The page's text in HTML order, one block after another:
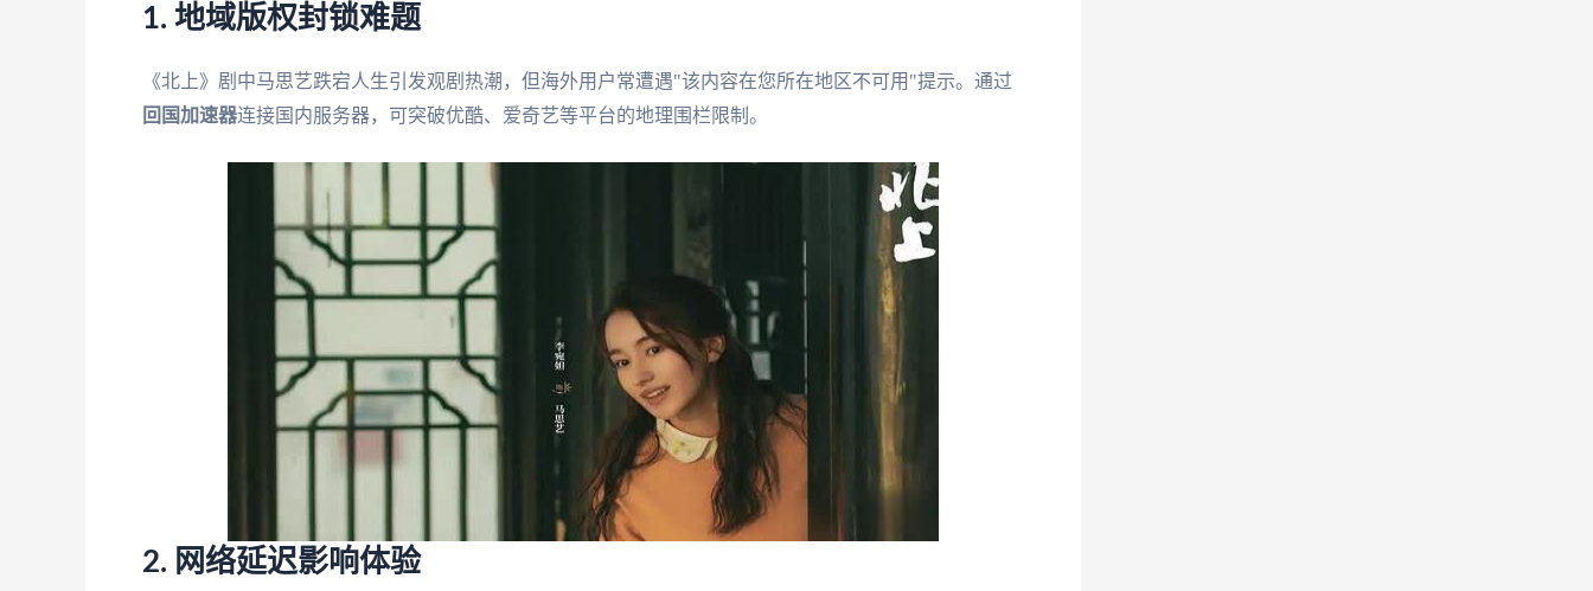
1. 地域版权封锁难题
《北上》剧中马思艺跌宕人生引发观剧热潮，但海外用户常遭遇"该内容在您所在地区不可用"提示。通过
回国加速器连接国内服务器，可突破优酷、爱奇艺等平台的地理围栏限制。
2. 网络延迟影响体验